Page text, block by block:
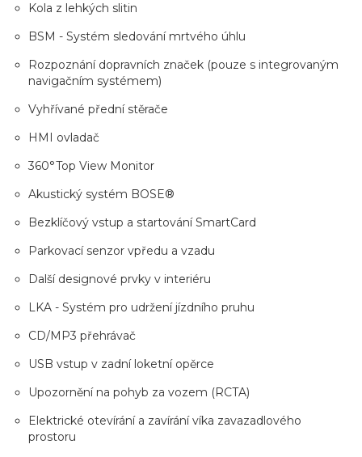
Kola z lehkých slitin
BSM - Systém sledování mrtvého úhlu
Rozpoznání dopravních značek (pouze s integrovaným
navigačním systémem)
Vyhřívané přední stěrače
HMI ovladač
360°Top View Monitor
Akustický systém BOSE®
Bezklíčový vstup a startování SmartCard
Parkovací senzor vpředu a vzadu
Další designové prvky v interiéru
LKA - Systém pro udržení jízdního pruhu
CD/MP3 přehrávač
USB vstup v zadní loketní opěrce
Upozornění na pohyb za vozem (RCTA)
Elektrické otevírání a zavírání víka zavazadlového
prostoru